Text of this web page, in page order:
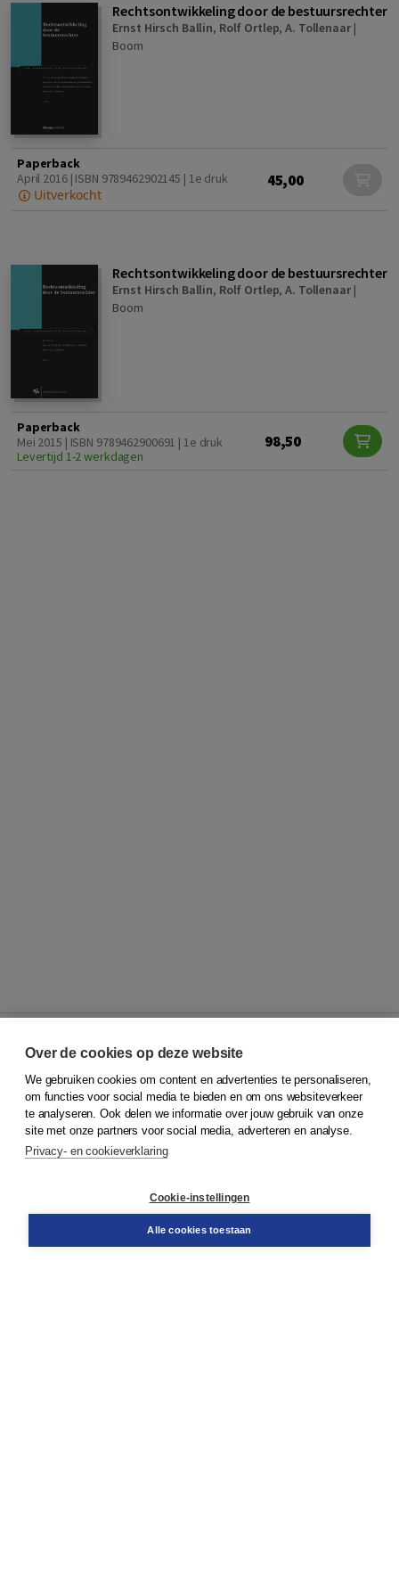
Rechtsontwikkeling door de bestuursrechter
Ernst Hirsch Ballin, Rolf Ortlep,A. Tollenaar|
Boom
Paperback
April 2016 | ISBN 9789462902145 | 1e druk
Uitverkocht
45,00
Rechtsontwikkeling door de bestuursrechter
Ernst Hirsch Ballin, Rolf Ortlep,A. Tollenaar|
Boom
Paperback
Mei 2015 | ISBN 9789462900691 | 1e druk
Levertijd 1-2 werkdagen
98,50
© 2026Koninklijke Boom uitgevers
Klantenservice
Service & informatie
Contact
Over de cookies op deze website
We gebruiken cookies om content en advertenties te personaliseren,
om functies voor social media te bieden en om ons websiteverkeer
te analyseren. Ook delen we informatie over jouw gebruik van onze
site met onze partners voor social media, adverteren en analyse.
Privacy- en cookieverklaring
Cookie-instellingen
Alle cookies toestaan